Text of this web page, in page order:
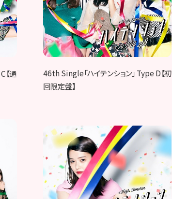
【通
46th Single「ハイテンション」 Type D【初
回限定盤】